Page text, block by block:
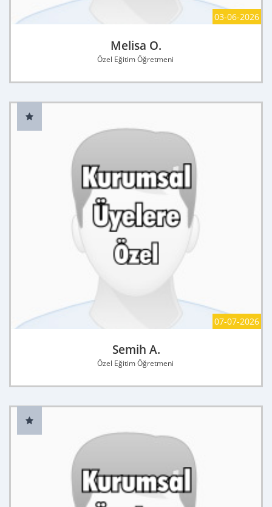
03-06-2026
Melisa O.
Özel Eğitim Öğretmeni
07-07-2026
Semih A.
Özel Eğitim Öğretmeni